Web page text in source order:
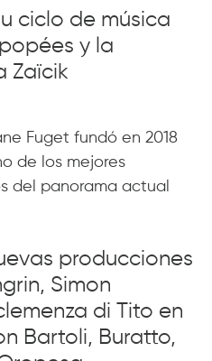
ciclo de música
y la
Zaïcik
Fuget fundó en 2018
de los mejores
del panorama actual
producciones
Simon
di Tito en
Bartoli, Buratto,